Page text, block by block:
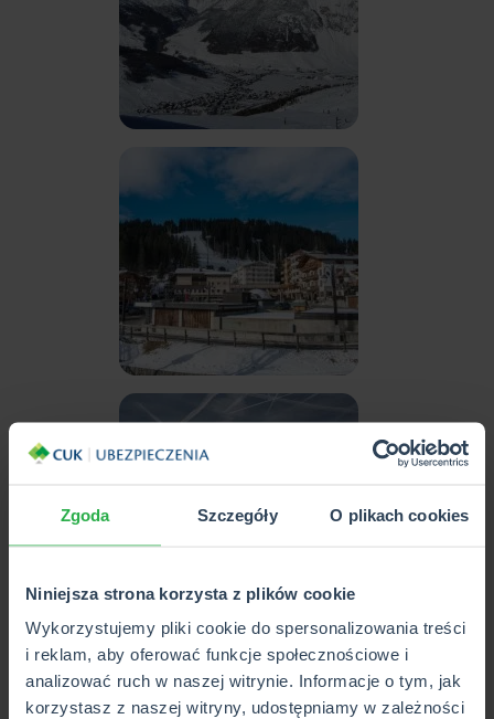
Zgoda Szczegóły O plikach cookies
Niniejsza strona korzysta z plików cookie
Wykorzystujemy pliki cookie do spersonalizowania treści
i reklam, aby oferować funkcje społecznościowe i
analizować ruch w naszej witrynie. Informacje o tym, jak
korzystasz z naszej witryny, udostępniamy w zależności
Włochy to kraj, w którym snowboardziści mogą czuć się
doskonale. Oferują spektakularne widoki, malownicze góry
oraz ośrodki z doskonałą infrastrukturą. Sezon trwa tu